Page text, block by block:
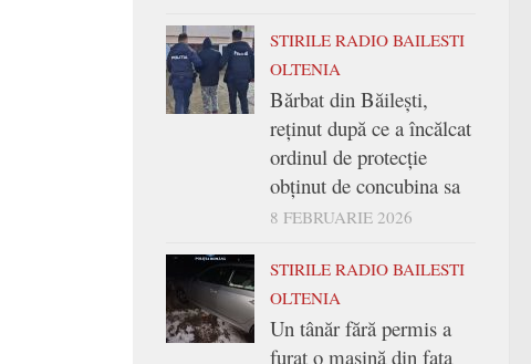
STIRILE RADIO BAILESTI
OLTENIA
Bărbat din Băilești,
reținut după ce a încălcat
ordinul de protecție
obținut de concubina sa
8 FEBRUARIE 2026
STIRILE RADIO BAILESTI
OLTENIA
Un tânăr fără permis a
furat o mașină din fața